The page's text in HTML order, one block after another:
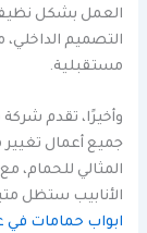
العمل بشكل نظيف
التصميم
مستقبلية.
وأخيرًا، تقدم
جميع أعمال تغيير
المثالي للحمام،
الأنابيب ستظل
ابواب حمامات في